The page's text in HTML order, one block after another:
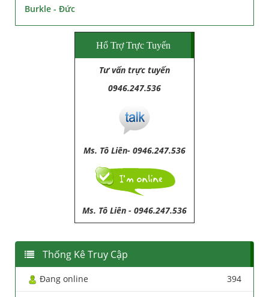
Burkle - Đức
Hổ Trợ Trực Tuyến
Tư vấn trực tuyến
0946.247.536
Ms. Tô Liên- 0946.247.536
Ms. Tô Liên - 0946.247.536
Thống Kê Truy Cập
Đang online 394